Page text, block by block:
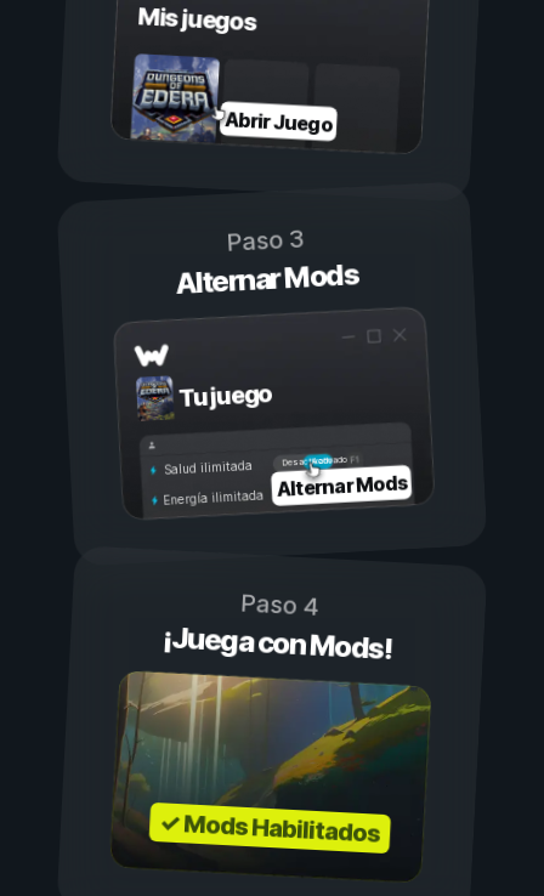
Mis juegos
Abrir Juego
Paso 3
Alternar Mods
Tu juego
Activado
Desactivado
Salud ilimitada
Energía ilimitada Alternar Mods
Paso 4
¡Juega con Mods!
✓ Mods Habilitados